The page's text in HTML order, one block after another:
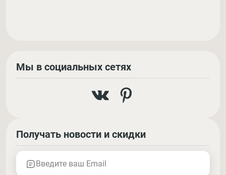
Мы в социальных сетях
Получать новости и скидки
Введите ваш Email